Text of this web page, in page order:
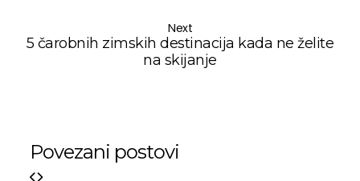
Next
5 čarobnih zimskih destinacija kada ne želite
na skijanje
Povezani postovi